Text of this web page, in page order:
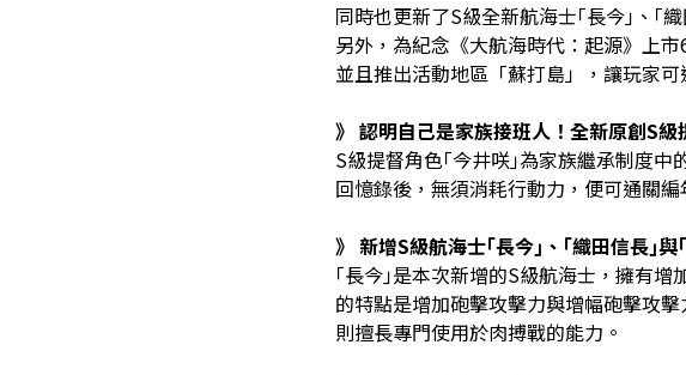
同時也更新了S級全新航海士｢長今｣、｢
另外，為紀念《大航海時代：起源》上
並且推出活動地區「蘇打島」，讓玩家可
》 認明自己是家族接班人！全新原創S級
S級提督角色｢今井咲｣為家族繼承制度
回憶錄後，無須消耗行動力，便可通關
》 新增S級航海士｢長今｣、｢織田信長｣與
｢長今｣是本次新增的S級航海士，擁有
的特點是增加砲擊攻擊力與增幅砲擊攻
則擅長專門使用於肉搏戰的能力。